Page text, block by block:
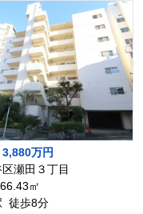
3,880万円
瀬田３丁目
㎡
徒歩8分